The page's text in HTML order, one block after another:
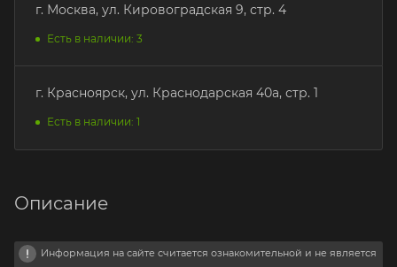
г. Москва, ул. Кировоградская 9, стр. 4
Есть в наличии: 3
г. Красноярск, ул. Краснодарская 40а, стр. 1
Есть в наличии: 1
Описание
Информация на сайте считается ознакомительной и не является